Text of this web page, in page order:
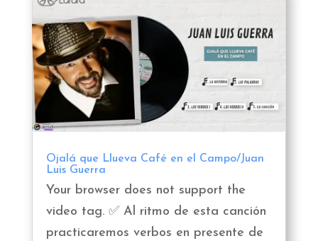
Ojalá que Llueva Café en el Campo/Juan
Luis Guerra
Your browser does not support the
video tag. ✅ Al ritmo de esta canción
practicaremos verbos en presente de